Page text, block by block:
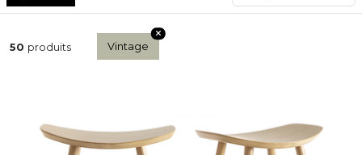
50 produits Vintage